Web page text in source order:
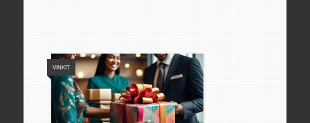
VINKIT